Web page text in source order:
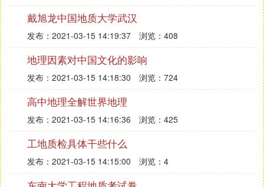
（6）学校平面图宜用约1/1000的比例尺
3、图例与注记：（1）图例与注记的区别（P10）
（2）常用图例符号（P10）
4、看地图的顺序：图名——方向——图例——比例
尺——图的内容
5、学会收集地理信息（学习之本）：图书馆查阅资
料；上网查询；社会实践等
6、学会思考地理问题（学习关健）：地理事物的名
称、分布、特征、成因、联系等
7、在野外旅行中学习地理（重要途径）：准备好地
图、指南针、笔记本、照相机等
第二章 地球的面貌
戴旭龙中国地质大学武汉
发布：2021-03-15 14:19:37 浏览：408
地理因素对中国文化的影响
发布：2021-03-15 14:18:30 浏览：724
高中地理全解世界地理
发布：2021-03-15 14:16:36 浏览：425
工地质检具体干些什么
发布：2021-03-15 14:15:00 浏览：4